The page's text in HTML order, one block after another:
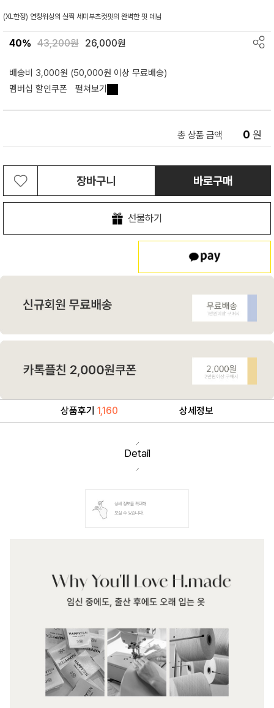
(XL한정) 연청워싱의 살짝 세미부츠컷핏의 완벽한 핏 데님
40% 43,200원 26,000원
배송비 3,000원 (50,000원 이상 무료배송)
멤버십 할인쿠폰
펼쳐보기
총 상품 금액 0 원
장바구니 바로구매
선물하기
상품후기 1,160 상세정보
Detail
상세 정보를 확대해
보실 수 있습니다.